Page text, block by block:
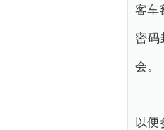
客车
密码
会。
以便